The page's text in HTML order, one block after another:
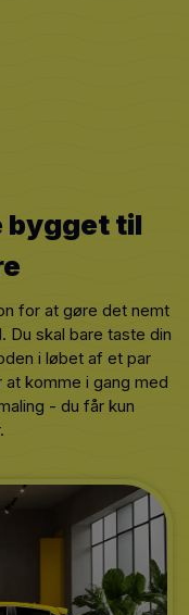
bygget til
for at gøre det nemt
Du skal bare taste din
i løbet af et par
komme i gang med
- du får kun